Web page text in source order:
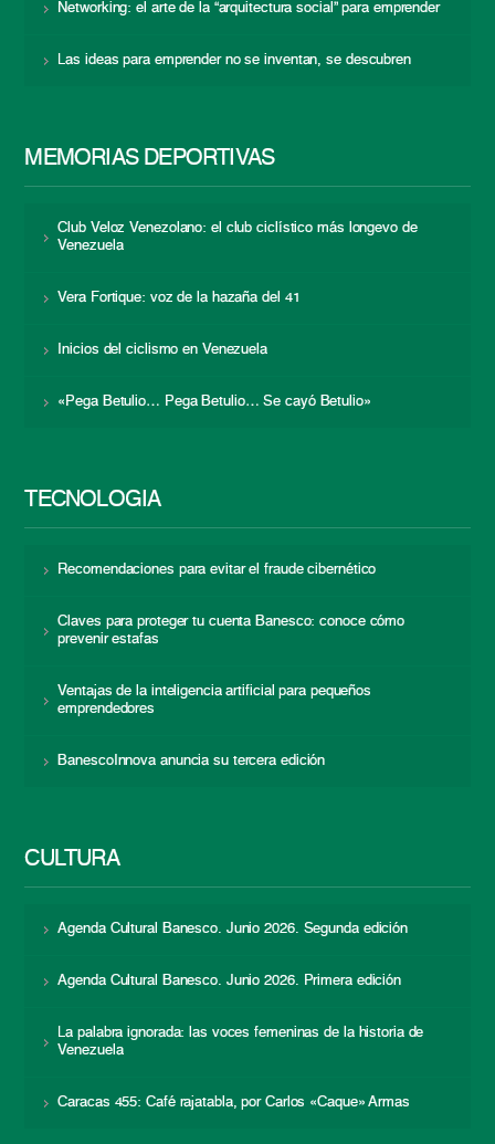
Networking: el arte de la “arquitectura social” para emprender
Las ideas para emprender no se inventan, se descubren
MEMORIAS DEPORTIVAS
Club Veloz Venezolano: el club ciclístico más longevo de
Venezuela
Vera Fortique: voz de la hazaña del 41
Inicios del ciclismo en Venezuela
«Pega Betulio… Pega Betulio… Se cayó Betulio»
TECNOLOGÍA
Recomendaciones para evitar el fraude cibernético
Claves para proteger tu cuenta Banesco: conoce cómo
prevenir estafas
Ventajas de la inteligencia artificial para pequeños
emprendedores
BanescoInnova anuncia su tercera edición
CULTURA
Agenda Cultural Banesco. Junio 2026. Segunda edición
Agenda Cultural Banesco. Junio 2026. Primera edición
La palabra ignorada: las voces femeninas de la historia de
Venezuela
Caracas 455: Café rajatabla, por Carlos «Caque» Armas